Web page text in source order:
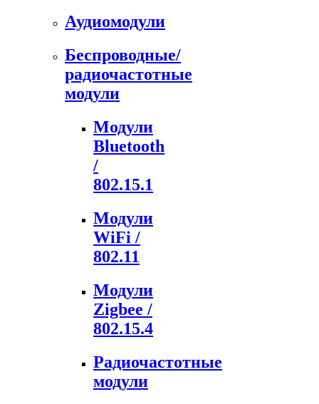
Аудиомодули
Беспроводные/
радиочастотные
модули
Модули
Bluetooth
/
802.15.1
Модули
WiFi /
802.11
Модули
Zigbee /
802.15.4
Радиочастотные
модули